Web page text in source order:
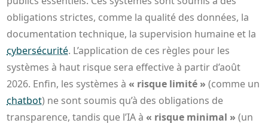
obligations strictes, comme la qualité des données, la
documentation technique, la supervision humaine et la
cybersécurité. L’application de ces règles pour les
systèmes à haut risque sera effective à partir d’août
2026. Enfin, les systèmes à« risque limité » (comme un
chatbot) ne sont soumis qu’à des obligations de
transparence, tandis que l’IA à« risque minimal » (un